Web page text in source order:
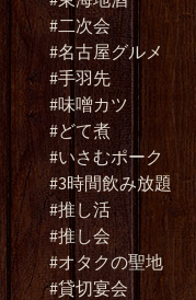
#二次会
#名古屋グルメ
#手羽先
#味噌カツ
#どて煮
#いさむポーク
#3時間飲み放題
#推し活
#推し会
#オタクの聖地
#貸切宴会